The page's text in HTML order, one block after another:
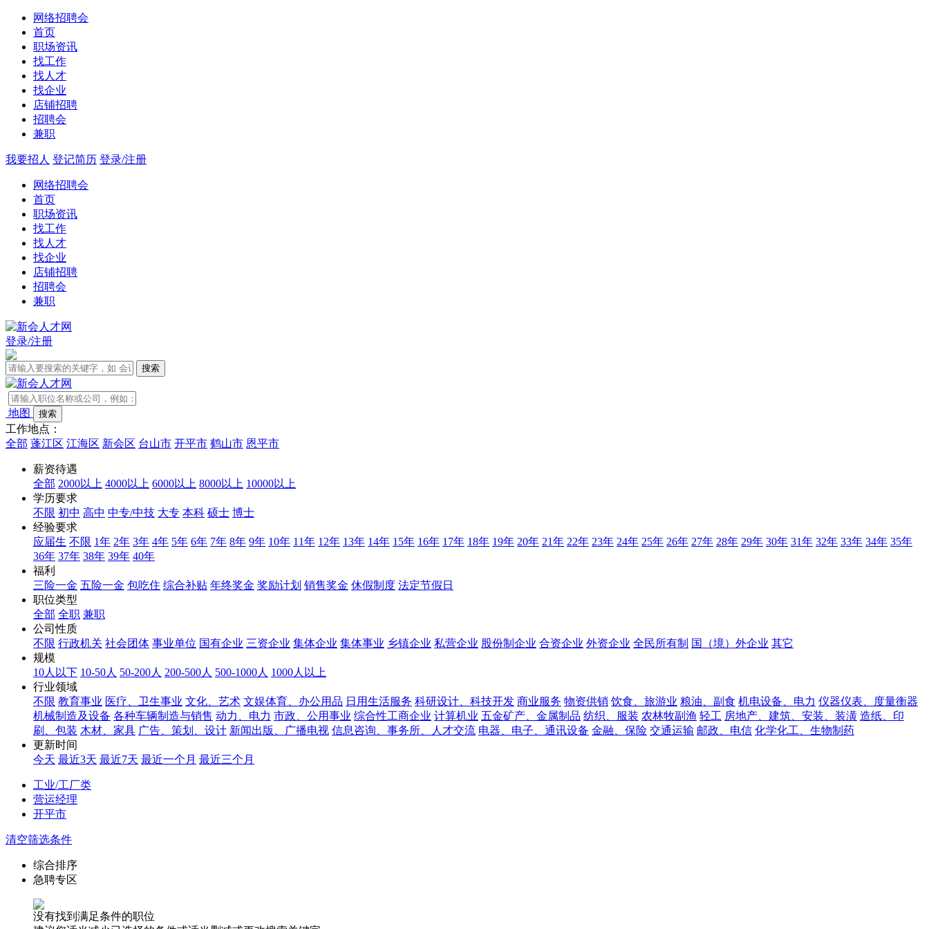
网络招聘会
首页
职场资讯
找工作
找人才
找企业
店铺招聘
招聘会
兼职
我要招人 登记简历 登录/注册
网络招聘会
首页
职场资讯
找工作
找人才
找企业
店铺招聘
招聘会
兼职
登录/注册
地图
工作地点：
全部 蓬江区 江海区 新会区 台山市 开平市 鹤山市 恩平市
薪资待遇
全部 2000以上 4000以上 6000以上 8000以上 10000以上
学历要求
不限 初中 高中 中专/中技 大专 本科 硕士 博士
经验要求
应届生 不限 1年 2年 3年 4年 5年 6年 7年 8年 9年 10年 11年 12年 13年 14年 15年 16年 17年 18年 19年 20年 21年 22年 23年 24年 25年 26年 27年 28年 29年 30年 31年 32年 33年 34年 35年
36年 37年 38年 39年 40年
福利
三险一金 五险一金 包吃住 综合补贴 年终奖金 奖励计划 销售奖金 休假制度 法定节假日
职位类型
全部 全职 兼职
公司性质
不限 行政机关 社会团体 事业单位 国有企业 三资企业 集体企业 集体事业 乡镇企业 私营企业 股份制企业 合资企业 外资企业 全民所有制 国（境）外企业 其它
规模
10人以下 10-50人 50-200人 200-500人 500-1000人 1000人以上
行业领域
不限 教育事业 医疗、卫生事业 文化、艺术 文娱体育、办公用品 日用生活服务 科研设计、科技开发 商业服务 物资供销 饮食、旅游业 粮油、副食 机电设备、电力 仪器仪表、度量衡器
机械制造及设备 各种车辆制造与销售 动力、电力 市政、公用事业 综合性工商企业 计算机业 五金矿产、金属制品 纺织、服装 农林牧副渔 轻工 房地产、建筑、安装、装潢 造纸、印
刷、包装 木材、家具 广告、策划、设计 新闻出版、广播电视 信息咨询、事务所、人才交流 电器、电子、通讯设备 金融、保险 交通运输 邮政、电信 化学化工、生物制药
更新时间
今天 最近3天 最近7天 最近一个月 最近三个月
工业/工厂类
营运经理
开平市
清空筛选条件
综合排序
急聘专区
没有找到满足条件的职位